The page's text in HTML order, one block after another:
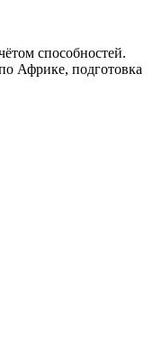
способностей.
Африке, подготовка